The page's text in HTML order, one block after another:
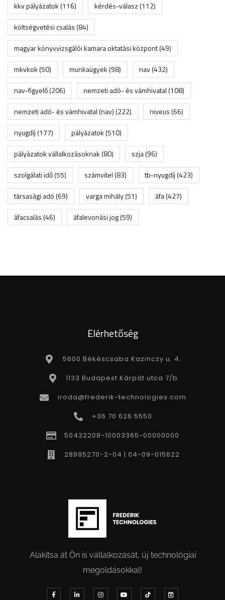
kkv pályázatok(116) kérdés-válasz(112)
költségvetési csalás(84)
magyar könyvvizsgálói kamara oktatási központ(49)
mkvkok(50) munkaügyek(98) nav(432)
nav-figyelő(206) nemzeti adó- és vámhivatal(108)
nemzeti adó- és vámhivatal (nav)(222) niveus(66)
nyugdíj(177) pályázatok(510)
pályázatok vállalkozásoknak(80) szja(96)
szolgálati idő(55) számvitel(83) tb-nyugdíj(423)
társasági adó(69) varga mihály(51) áfa(427)
áfacsalás(46) áfalevonási jog(59)
Elérhetőség
5600 Békéscsaba Kazinczy u. 4.
1133 Budapest Kárpát utca 7/b
iroda@frederik-technologies.com
+36 70 626 5550
50432208-10003365-00000000
28995270-2-04 | 04-09-015622
Alakítsa át Ön is vállalkozását, új technológiai
megoldásokkal!